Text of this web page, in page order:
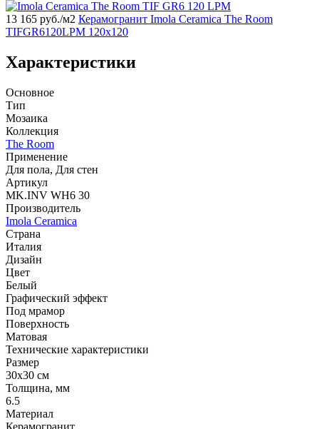
13 165 руб./м2 Керамогранит Imola Ceramica The Room
TIFGR6120LPM 120x120
Характеристики
Основное
Тип
Мозаика
Коллекция
The Room
Применение
Для пола, Для стен
Артикул
MK.INV WH6 30
Производитель
Imola Ceramica
Страна
Италия
Дизайн
Цвет
Белый
Графический эффект
Под мрамор
Поверхность
Матовая
Технические характеристики
Размер
30x30 см
Толщина, мм
6.5
Материал
Керамогранит